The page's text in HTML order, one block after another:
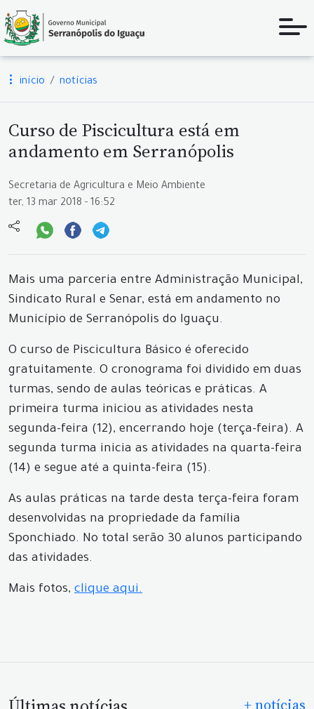
início notícias
Curso de Piscicultura está em
andamento em Serranópolis
Secretaria de Agricultura e Meio Ambiente
ter, 13 mar 2018 - 16:52
Mais uma parceria entre Administração Municipal,
Sindicato Rural e Senar, está em andamento no
Município de Serranópolis do Iguaçu.
O curso de Piscicultura Básico é oferecido
gratuitamente. O cronograma foi dividido em duas
turmas, sendo de aulas teóricas e práticas. A
primeira turma iniciou as atividades nesta
segunda-feira (12), encerrando hoje (terça-feira). A
segunda turma inicia as atividades na quarta-feira
(14) e segue até a quinta-feira (15).
As aulas práticas na tarde desta terça-feira foram
desenvolvidas na propriedade da família
Sponchiado. No total serão 30 alunos participando
das atividades.
Mais fotos, clique aqui.
+ notícias